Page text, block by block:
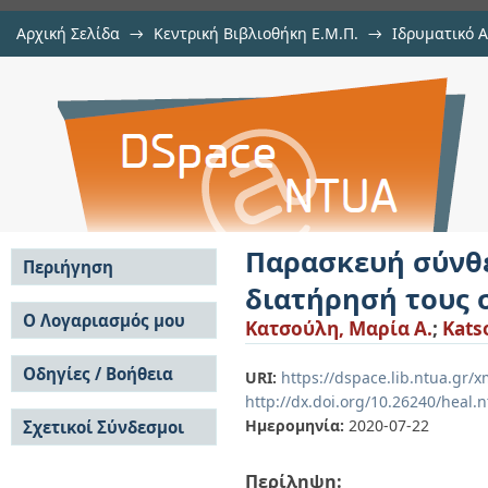
Αρχική Σελίδα → Κεντρική Βιβλιοθήκη Ε.Μ.Π. → Ιδρυματικό
Παρασκευή σύνθετων
σε ψύξη
Παρασκευή
διατήρησή τους
Κατσούλη, Μαρία Α.;
URI: https://dspace.lib.ntua.gr/
http://dx.doi.org/10.26240/
Ημερομηνία: 2020-07-22
Περίληψη:
Περιήγηση
Σε όλο το DSpace
Κοινότητες & Συλλογές
Ανά Ημερομηνία
Έκδοσης
Συγγραφείς
Τίτλοι
Θέματα
Ο Λογαριασμός μου
Σύνδεση
Εγγραφή
Οδηγίες / Βοήθεια
Οδηγίες Υποβολής
Οδηγίες Χρήσης ΙΑ
Συχνές Ερωτήσεις
Σχετικοί Σύνδεσμοι